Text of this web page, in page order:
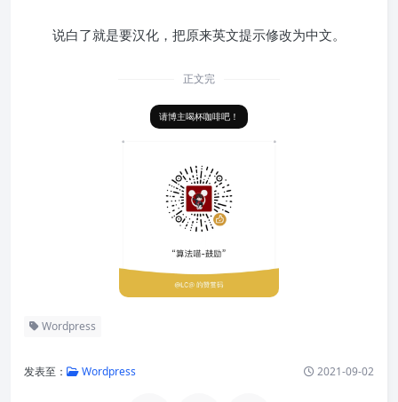
说白了就是要汉化，把原来英文提示修改为中文。
正文完
请博主喝杯咖啡吧！
Wordpress
发表至： Wordpress 2021-09-02